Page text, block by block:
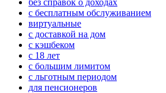
с бесплатным обслуживанием
виртуальные
с доставкой на дом
с кэшбеком
с 18 лет
с большим лимитом
с льготным периодом
для пенсионеров